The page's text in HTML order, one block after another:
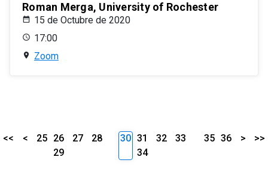
Roman Merga, University of Rochester
15 de Octubre de 2020
17:00
Zoom
<< < 25 26 27
28
29
30 31 32
33
34
35 36 > >>